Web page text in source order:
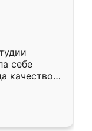
себе
качеством
уже почти